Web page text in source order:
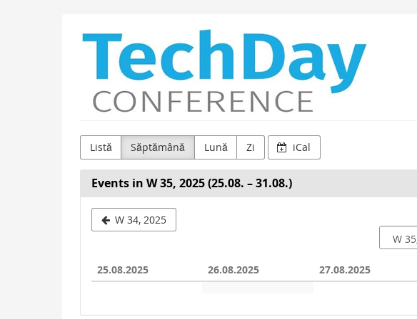
Fastbit
SRL
Listă Săptămână Lună Zi iCal
Events in W 35, 2025 (25.08. – 31.08.)
W 34, 2025
to
25.08.2025 26.08.2025 27.08.2025